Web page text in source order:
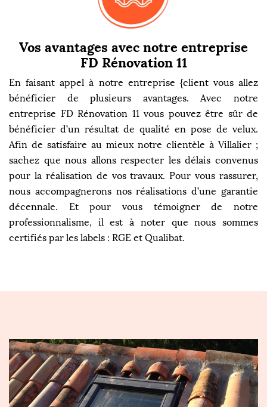
Vos avantages avec notre entreprise
FD Rénovation 11
En faisant appel à notre entreprise {client vous allez
bénéficier de plusieurs avantages. Avec notre
entreprise FD Rénovation 11 vous pouvez être sûr de
bénéficier d’un résultat de qualité en pose de velux.
Afin de satisfaire au mieux notre clientèle à Villalier ;
sachez que nous allons respecter les délais convenus
pour la réalisation de vos travaux. Pour vous rassurer,
nous accompagnerons nos réalisations d’une garantie
décennale. Et pour vous témoigner de notre
professionnalisme, il est à noter que nous sommes
certifiés par les labels : RGE et Qualibat.